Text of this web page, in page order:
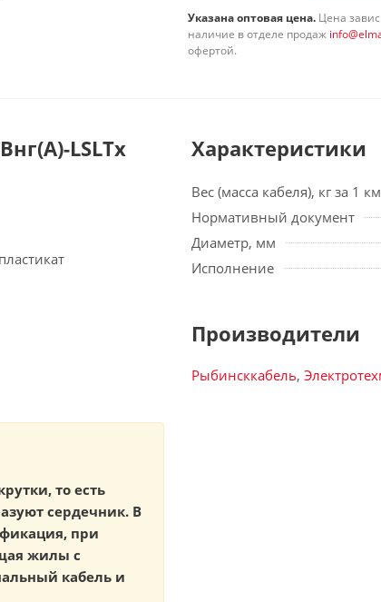
Указана оптовая цена. Цена
наличие в отделе продаж
офертой.
LSLTx
то есть
сердечник. В
при
жилы с
кабель и
Характеристики
Вес (масса кабеля), кг за 1 км
Нормативный документ
Диаметр, мм
Исполнение
Производители
Рыбинсккабель,